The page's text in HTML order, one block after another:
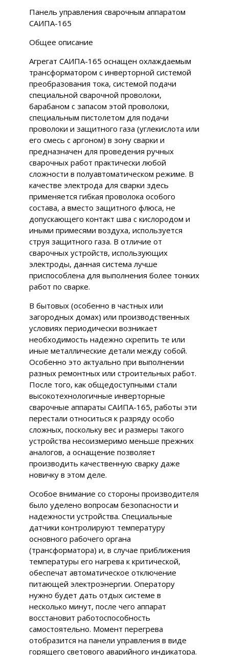
Панель управления сварочным аппаратом
САИПА-165
Общее описание
Агрегат САИПА-165 оснащен охлаждаемым
трансформатором с инверторной системой
преобразования тока, системой подачи
специальной сварочной проволоки,
барабаном с запасом этой проволоки,
специальным пистолетом для подачи
проволоки и защитного газа (углекислота или
его смесь с аргоном) в зону сварки и
предназначен для проведения ручных
сварочных работ практически любой
сложности в полуавтоматическом режиме. В
качестве электрода для сварки здесь
применяется гибкая проволока особого
состава, а вместо защитного флюса, не
допускающего контакт шва с кислородом и
иными примесями воздуха, используется
струя защитного газа. В отличие от
сварочных устройств, использующих
электроды, данная система лучше
приспособлена для выполнения более тонких
работ по сварке.
В бытовых (особенно в частных или
загородных домах) или производственных
условиях периодически возникает
необходимость надежно скрепить те или
иные металлические детали между собой.
Особенно это актуально при выполнении
разных ремонтных или строительных работ.
После того, как общедоступными стали
высокотехнологичные инверторные
сварочные аппараты САИПА-165, работы эти
перестали относиться к разряду особо
сложных, поскольку вес и размеры такого
устройства несоизмеримо меньше прежних
аналогов, а оснащение позволяет
производить качественную сварку даже
новичку в этом деле.
Особое внимание со стороны производителя
было уделено вопросам безопасности и
надежности устройства. Специальные
датчики контролируют температуру
основного рабочего органа
(трансформатора) и, в случае приближения
температуры его нагрева к критической,
обеспечат автоматическое отключение
питающей электроэнергии. Оператору
нужно будет дать отдых системе в
несколько минут, после чего аппарат
восстановит работоспособность
самостоятельно. Момент перегрева
отобразится на панели управления в виде
горящего светового аварийного индикатора.